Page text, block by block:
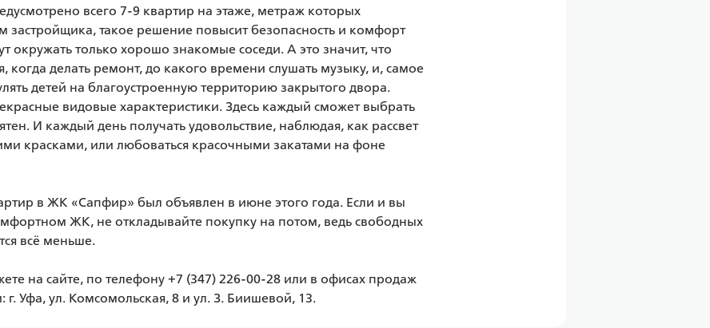
всего 7-9 квартир на этаже, метраж которых
застройщика, такое решение повысит безопасность и комфорт
окружать только хорошо знакомые соседи. А это значит, что
когда делать ремонт, до какого времени слушать музыку, и, самое
детей на благоустроенную территорию закрытого двора.
видовые характеристики. Здесь каждый сможет выбрать
И каждый день получать удовольствие, наблюдая, как рассвет
красками, или любоваться красочными закатами на фоне
в ЖК «Сапфир» был объявлен в июне этого года. Если и вы
ЖК, не откладывайте покупку на потом, ведь свободных
всё меньше.
г. Уфа, ул. Комсомольская, 8 и ул. З. Биишевой, 13.